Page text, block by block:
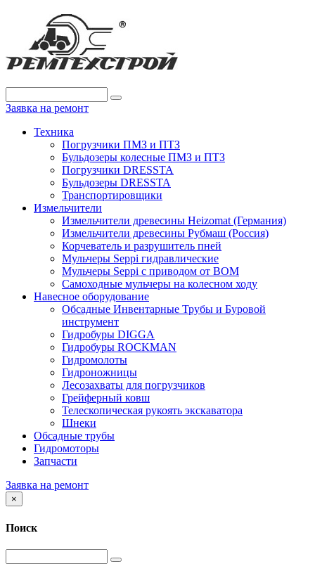
Заявка на ремонт
Техника
Погрузчики ПМЗ и ПТЗ
Бульдозеры колесные ПМЗ и ПТЗ
Погрузчики DRESSTA
Бульдозеры DRESSTA
Транспортировщики
Измельчители
Измельчители древесины Heizomat (Германия)
Измельчители древесины Рубмаш (Россия)
Корчеватель и разрушитель пней
Мульчеры Seppi гидравлические
Мульчеры Seppi с приводом от ВОМ
Самоходные мульчеры на колесном ходу
Навесное оборудование
Обсадные Инвентарные Трубы и Буровой
инструмент
Гидробуры DIGGA
Гидробуры ROCKMAN
Гидромолоты
Гидроножницы
Лесозахваты для погрузчиков
Грейферный ковш
Телескопическая рукоять экскаватора
Шнеки
Обсадные трубы
Гидромоторы
Запчасти
Заявка на ремонт
×
Поиск